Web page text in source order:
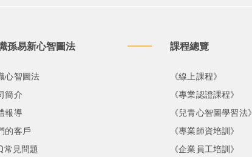
孫易新心智圖法
心智圖法
簡介
報導
的客戶
常見問題
課程總覽
《線上課程》
《專業認證課程》
《兒青心智圖學習法》
《專業師資培訓》
《企業員工培訓》